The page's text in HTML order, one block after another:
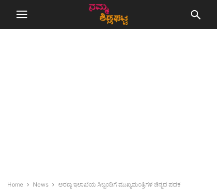
Home News ಅರಣ್ಯ ಇಲಾಖೆಯ ಸಿಬ್ಬಂದಿಗೆ ಮುಖ್ಯಮಂತ್ರಿಗಳ‌ ಚಿನ್ನದ ಪದಕ